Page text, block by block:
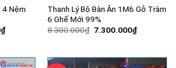
4 Nệm
₫Giá
hiện
4.800.000₫.
Thanh Lý Bộ Bàn Ăn 1M6 Gỗ Tràm
6 Ghế Mới 99%
8.300.000₫ Giá
7.300.000₫Giá
hiện